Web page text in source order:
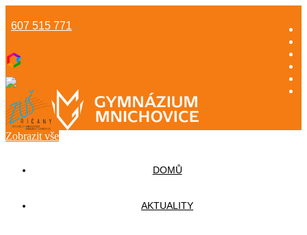
607 515 771
Zobrazit vše
DOMŮ
AKTUALITY